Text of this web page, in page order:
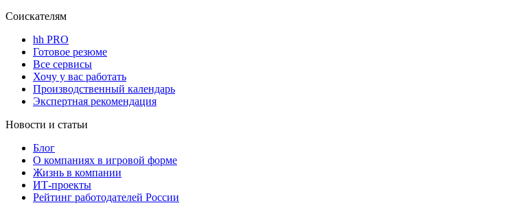
Соискателям
hh PRO
Готовое резюме
Все сервисы
Хочу у вас работать
Производственный календарь
Экспертная рекомендация
Новости и статьи
Блог
О компаниях в игровой форме
Жизнь в компании
ИТ-проекты
Рейтинг работодателей России